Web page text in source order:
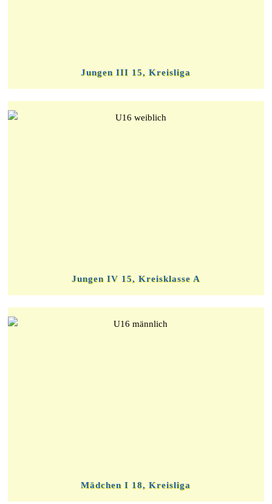
Jungen III 15, Kreisliga
Jungen IV 15, Kreisklasse A
Mädchen I 18, Kreisliga